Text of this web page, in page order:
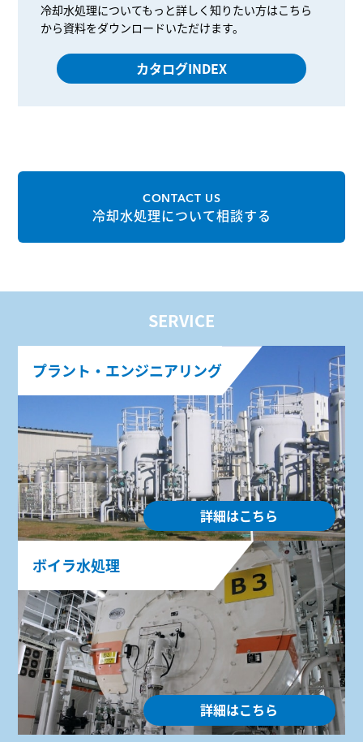
冷却水処理についてもっと詳しく知りたい方はこちら
から資料をダウンロードいただけます。
カタログINDEX
CONTACT US
冷却水処理について相談する
SERVICE
プラント・エンジニアリング
詳細はこちら
ボイラ水処理
詳細はこちら